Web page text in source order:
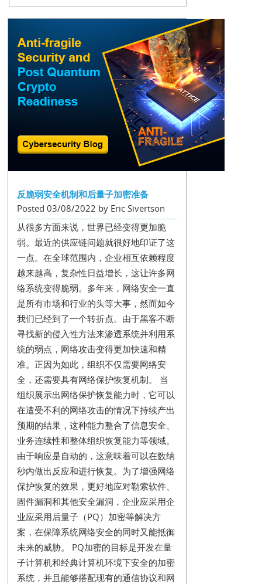
反脆弱安全机制和后量子加密准备
Posted 03/08/2022 by Eric Sivertson
从很多方面来说，世界已经变得更加脆
弱。最近的供应链问题就很好地印证了这
一点。在全球范围内，企业相互依赖程度
越来越高，复杂性日益增长，这让许多网
络系统变得脆弱。多年来，网络安全一直
是所有市场和行业的头等大事，然而如今
我们已经到了一个转折点。由于黑客不断
寻找新的侵入性方法来渗透系统并利用系
统的弱点，网络攻击变得更加快速和精
准。正因为如此，组织不仅需要网络安
全，还需要具有网络保护恢复机制。 当
组织展示出网络保护恢复能力时，它可以
在遭受不利的网络攻击的情况下持续产出
预期的结果，这种能力整合了信息安全、
业务连续性和整体组织恢复能力等领域。
由于响应是自动的，这意味着可以在数纳
秒内做出反应和进行恢复。为了增强网络
保护恢复的效果，更好地应对勒索软件、
固件漏洞和其他安全漏洞，企业应采用企
业应采用后量子（PQ）加密等解决方
案，在保障系统网络安全的同时又能抵御
未来的威胁。 PQ加密的目标是开发在量
子计算机和经典计算机环境下安全的加密
系统，并且能够搭配现有的通信协议和网